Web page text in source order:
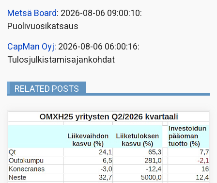
Metsä Board: 2026-08-06 09:00:10:
Puolivuosikatsaus
CapMan Oyj: 2026-08-06 06:00:16:
Tulosjulkistamisajankohdat
RELATED POSTS